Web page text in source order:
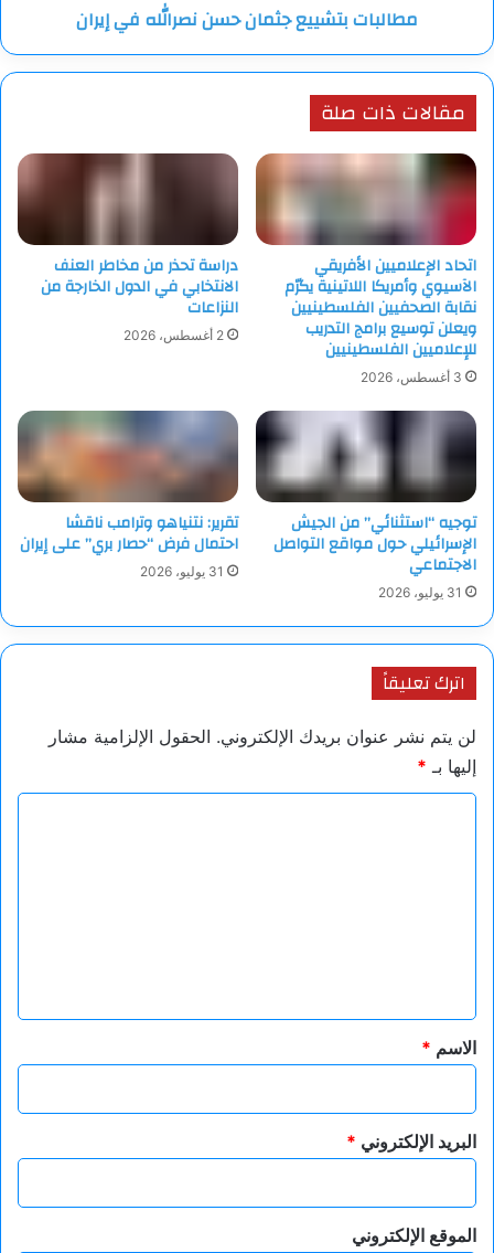
مطالبات بتشييع جثمان حسن نصرالله في إيران
مقالات ذات صلة
اتحاد الإعلاميين الأفريقي
الآسيوي وأمريكا اللاتينية يكرّم
نقابة الصحفيين الفلسطينيين
ويعلن توسيع برامج التدريب
للإعلاميين الفلسطينيين
3 أغسطس، 2026
دراسة تحذر من مخاطر العنف
الانتخابي في الدول الخارجة من
النزاعات
2 أغسطس، 2026
توجيه “استثنائي” من الجيش
الإسرائيلي حول مواقع التواصل
الاجتماعي
31 يوليو، 2026
تقرير: نتنياهو وترامب ناقشا
احتمال فرض “حصار بري” على إيران
31 يوليو، 2026
اترك تعليقاً
لن يتم نشر عنوان بريدك الإلكتروني. الحقول الإلزامية مشار
إليها بـ *
*
الاسم *
البريد الإلكتروني *
الموقع الإلكتروني